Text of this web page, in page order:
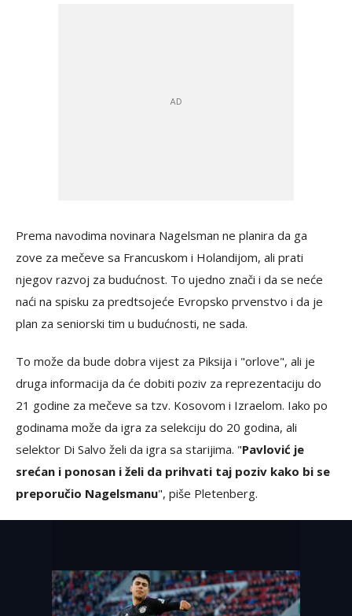
Prema navodima novinara Nagelsman ne planira da ga
zove za mečeve sa Francuskom i Holandijom, ali prati
njegov razvoj za budućnost. To ujedno znači i da se neće
naći na spisku za predtsojeće Evropsko prvenstvo i da je
plan za seniorski tim u budućnosti, ne sada.
To može da bude dobra vijest za Piksija i "orlove", ali je
druga informacija da će dobiti poziv za reprezentaciju do
21 godine za mečeve sa tzv. Kosovom i Izraelom. Iako po
godinama može da igra za selekciju do 20 godina, ali
selektor Di Salvo želi da igra sa starijima. "Pavlović je
srećan i ponosan i želi da prihvati taj poziv kako bi se
preporučio Nagelsmanu", piše Pletenberg.